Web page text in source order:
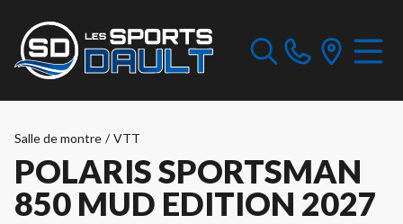
Salle de montre / VTT
POLARIS SPORTSMAN
850 MUD EDITION 2027